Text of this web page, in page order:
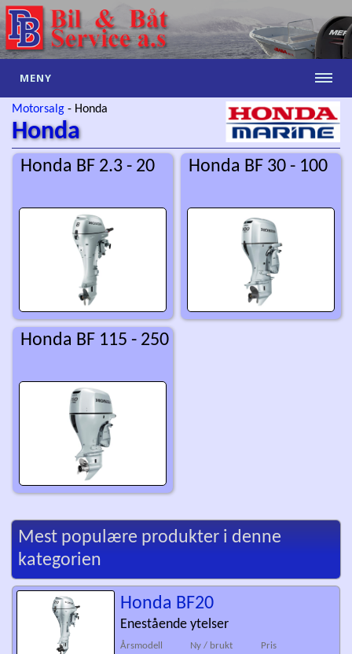
MENY
Motorsalg - Honda
Honda
Honda BF 2.3 - 20 Honda BF 30 - 100
Honda BF 115 - 250
Mest populære produkter i denne
kategorien
Honda BF20
Enestående ytelser
Årsmodell Ny / brukt Pris